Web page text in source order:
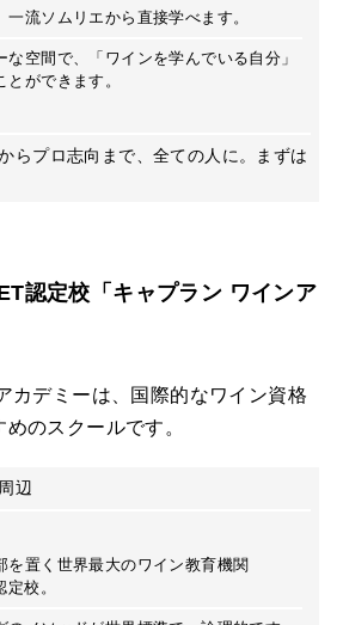
一流ソムリエから直接学べます。
な空間で、「ワインを学んでいる自分」
とができます。
らプロ志向まで、全ての人に。まずは
認定校「キャプラン ワインア
カデミーは、国際的なワイン資格
のスクールです。
辺
を置く世界最大のワイン教育機関
定校。